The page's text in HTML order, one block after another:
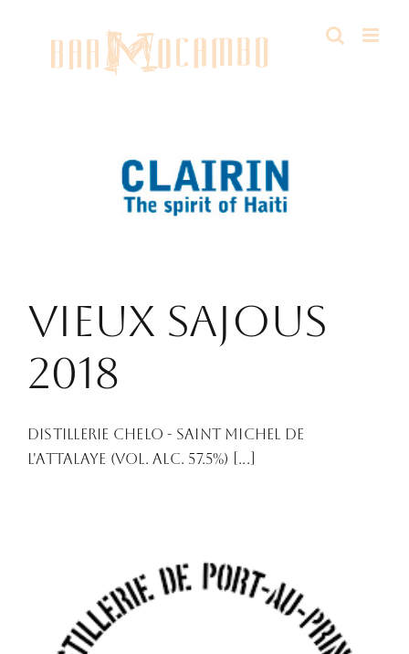
VIEUX SAJOUS
2018
Distillerie Chelo - Saint Michel de
l'Attalaye (Vol. Alc. 57.5%) [...]